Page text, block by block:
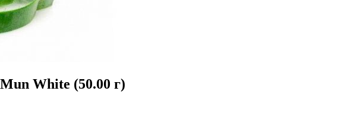
White (50.00 г)